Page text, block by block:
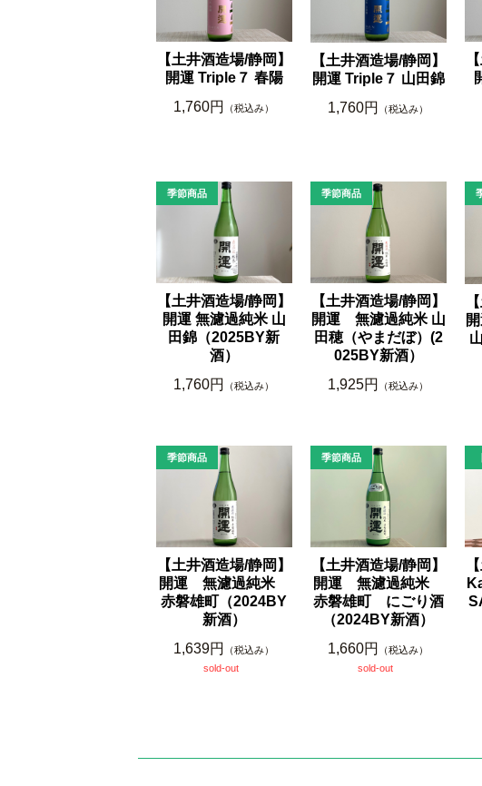
【土井酒造場/静岡】
開運 Triple７ 春陽
1,760円
（税込み）
【土井酒造場/静岡】
開運 Triple７ 山田錦
1,760円
（税込み）
【土井酒造場/静岡】
開運 無濾過純米 山
田錦（2025BY新
酒）
1,760円
（税込み）
【土井酒造場/静岡】
開運 無濾過純米 山
田穂（やまだぼ）(2
025BY新酒）
1,925円
（税込み）
【土井酒造場/静岡】
開運 無濾過純米
赤磐雄町（2024BY
新酒）
1,639円
（税込み）
sold-out
【土井酒造場/静岡】
開運 無濾過純米
赤磐雄町 にごり酒
（2024BY新酒）
1,660円
（税込み）
sold-out